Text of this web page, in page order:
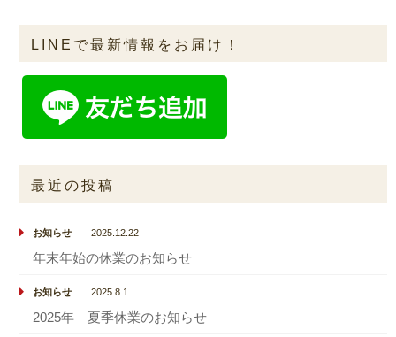
LINEで最新情報をお届け！
最近の投稿
お知らせ 2025.12.22
年末年始の休業のお知らせ
お知らせ 2025.8.1
2025年 夏季休業のお知らせ